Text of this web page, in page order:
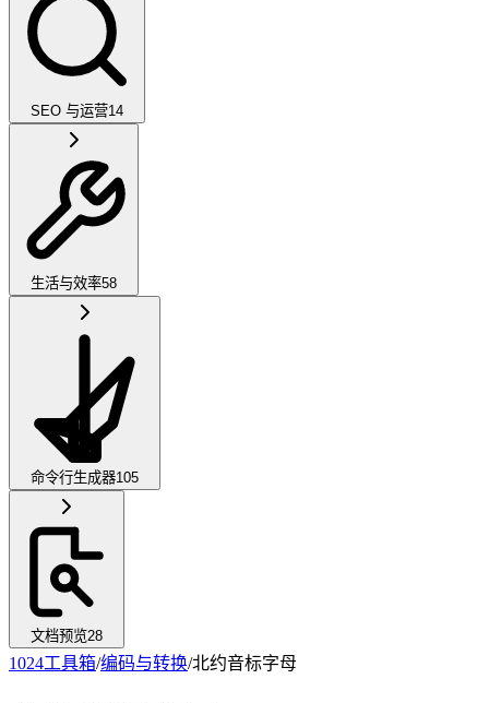
SEO 与运营14
生活与效率58
命令行生成器105
文档预览28
1024工具箱/编码与转换/北约音标字母